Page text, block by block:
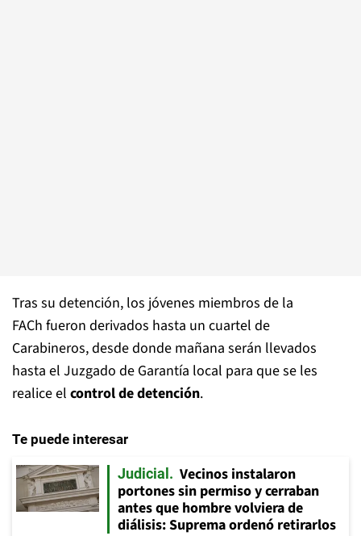
Tras su detención, los jóvenes miembros de la
FACh fueron derivados hasta un cuartel de
Carabineros, desde donde mañana serán llevados
hasta el Juzgado de Garantía local para que se les
realice el control de detención.
Te puede interesar
Judicial
Vecinos instalaron
portones sin permiso y cerraban
antes que hombre volviera de
diálisis: Suprema ordenó retirarlos